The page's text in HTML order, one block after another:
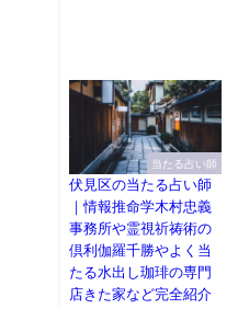
当たる占い師
伏見区の当たる占い師
｜情報推命学木村忠義
事務所や霊視祈祷術の
倶利伽羅千勝やよく当
たる水出し珈琲の専門
店きた家など完全紹介